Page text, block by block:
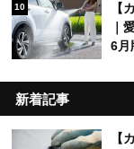
10
【
｜
6月
新着記事
【